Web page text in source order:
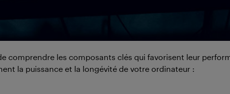
comprendre les composants clés qui favorisent leur
la puissance et la longévité de votre ordinateur :